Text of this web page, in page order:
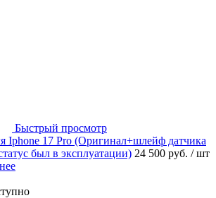
Быстрый просмотр
Iphone 17 Pro (Оригинал+шлейф датчика
был в эксплуатации) 24 500 руб. / шт